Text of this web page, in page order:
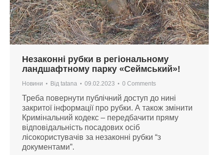
Незаконні рубки в регіональному
ландшафтному парку «Сеймський»!
Новини Від tatana 09.02.2023 0 Comments
Треба повернути публічний доступ до нині
закритої інформації про рубки. А також змінити
Кримінальний кодекс – передбачити пряму
відповідальність посадових осіб
лісокористувачів за незаконні рубки “з
документами”.